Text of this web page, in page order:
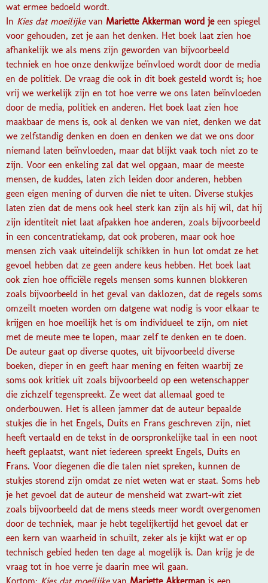
wat ermee bedoeld wordt.
In Kies dat moeilijke van Mariette Akkerman word jeeen spiegel
voor gehouden, zet je aan het denken. Het boek laat zien hoe
afhankelijk we als mens zijn geworden van bijvoorbeeld
techniek en hoe onze denkwijze beïnvloed wordt door de media
en de politiek. De vraag die ook in dit boek gesteld wordt is; hoe
vrij we werkelijk zijn en tot hoe verre we ons laten beïnvloeden
door de media, politiek en anderen. Het boek laat zien hoe
maakbaar de mens is, ook al denken we van niet, denken we dat
we zelfstandig denken en doen en denken we dat we ons door
niemand laten beïnvloeden, maar dat blijkt vaak toch niet zo te
zijn. Voor een enkeling zal dat wel opgaan, maar de meeste
mensen, de kuddes, laten zich leiden door anderen, hebben
geen eigen mening of durven die niet te uiten. Diverse stukjes
laten zien dat de mens ook heel sterk kan zijn als hij wil, dat hij
zijn identiteit niet laat afpakken hoe anderen, zoals bijvoorbeeld
in een concentratiekamp, dat ook proberen, maar ook hoe
mensen zich vaak uiteindelijk schikken in hun lot omdat ze het
gevoel hebben dat ze geen andere keus hebben. Het boek laat
ook zien hoe officiële regels mensen soms kunnen blokkeren
zoals bijvoorbeeld in het geval van daklozen, dat de regels soms
omzeilt moeten worden om datgene wat nodig is voor elkaar te
krijgen en hoe moeilijk het is om individueel te zijn, om niet
met de meute mee te lopen, maar zelf te denken en te doen.
De auteur gaat op diverse quotes, uit bijvoorbeeld diverse
boeken, dieper in en geeft haar mening en feiten waarbij ze
soms ook kritiek uit zoals bijvoorbeeld op een wetenschapper
die zichzelf tegenspreekt. Ze weet dat allemaal goed te
onderbouwen. Het is alleen jammer dat de auteur bepaalde
stukjes die in het Engels, Duits en Frans geschreven zijn, niet
heeft vertaald en de tekst in de oorspronkelijke taal in een noot
heeft geplaatst, want niet iedereen spreekt Engels, Duits en
Frans. Voor diegenen die die talen niet spreken, kunnen de
stukjes storend zijn omdat ze niet weten wat er staat. Soms heb
je het gevoel dat de auteur de mensheid wat zwart-wit ziet
zoals bijvoorbeeld dat de mens steeds meer wordt overgenomen
door de techniek, maar je hebt tegelijkertijd het gevoel dat er
een kern van waarheid in schuilt, zeker als je kijkt wat er op
technisch gebied heden ten dage al mogelijk is. Dan krijg je de
vraag tot in hoe verre je daarin mee wil gaan.